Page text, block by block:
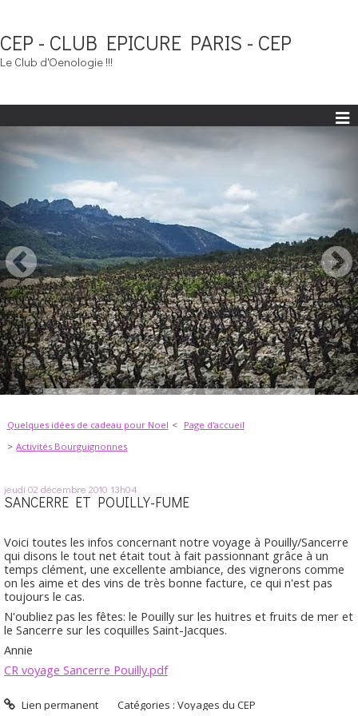
CEP - CLUB EPICURE PARIS - CEP
Le Club d'Oenologie !!!
Quelques idées de cadeau pour Noel
Page d'accueil
Activités Bourguignonnes
jeudi 02 décembre 2010 13h04
SANCERRE ET POUILLY-FUME
Voici toutes les infos concernant notre voyage à Pouilly/Sancerre
qui disons le tout net était tout à fait passionnant grâce à un
temps clément, une excellente ambiance, des vignerons comme
on les aime et des vins de très bonne facture, ce qui n'est pas
toujours le cas.
N'oubliez pas les fêtes: le Pouilly sur les huitres et fruits de mer et
le Sancerre sur les coquilles Saint-Jacques.
Annie
CR voyage Sancerre Pouilly.pdf
Lien permanent Catégories :Voyages du CEP